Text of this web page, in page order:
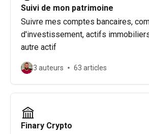
Suivi de mon patrimoine
Suivre mes comptes bancaires,
d'investissement, actifs
autre actif
3 auteurs 63 articles
Finary Crypto